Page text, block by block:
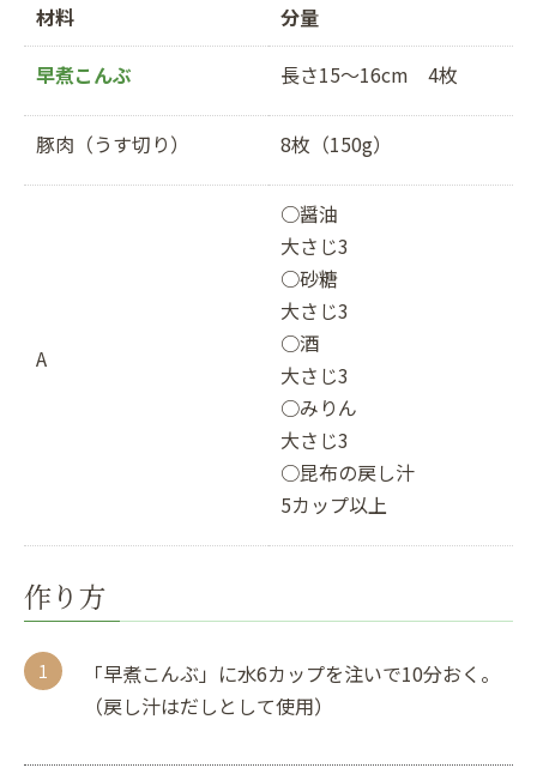
材料
分量
早煮こんぶ
長さ15〜16cm 4枚
豚肉（うす切り） 8枚（150g）
A
○醤油
大さじ3
○砂糖
大さじ3
○酒
大さじ3
○みりん
大さじ3
○昆布の戻し汁
5カップ以上
作り方
「早煮こんぶ」に水6カップを注いで10分おく。
（戻し汁はだしとして使用）